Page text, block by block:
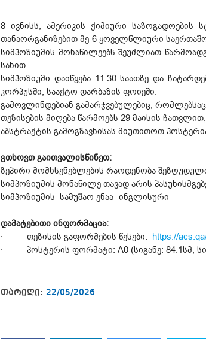
8 ივნისს, ამერიკის ქიმიური
თანაორგანიზებით მე-6 ყოველწლიური
სიმპოზიუმის მონაწილეებს შეუძლიათ
სახით.
სიმპოზიუმი დაიწყება 11:30 საათზე და
კორპუსში, სააქტო დარბაზის ფოიეში.
გამოვლინდებიან გამარჯვებულებიც,
თეზისების მიღება წარმოებს 29 მაისის
აბსტრაქტის გამოგზავნისას მიუთითოთ
გთხოვთ გაითვალისწინეთ:
ზეპირი მომხსენებლების რაოდენობა
სიმპოზიუმის მონაწილე თავად არის
სიმპოზიუმის სამუშაო ენაა- ინგლისური
დამატებითი ინფორმაცია:
· თეზისის გაფორმების წესები: https://
· პოსტერის ფორმატი: A0 (სიგანე: 84.1სმ,
თარიღი: 22/05/2026